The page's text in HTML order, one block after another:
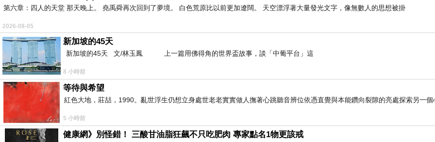
🌾關於順祥天然食品坊
順祥天然食品坊多年來專注於天然食品、養生穀物與健康飲食推廣，希望讓消費者以最簡單的方式攝取天
品牌堅持：
✅ 嚴選天然原料
✅ 重視食品安全檢驗
✅ 推廣天然養生飲食
✅ 不追求過度加工食品
✅ 堅持天然穀物原始風味
對於重視養生、素食者、銀髮族與健康管理族群而言，是值得信賴的天然食品品牌。
第六章：四人的天堂 那天晚上。 堯禹舜再次回到了夢境。 白色荒原比以前更加遼闊。 天空漂浮著大量發光文字，像無數人的思想被掛
2026-08-05
新加坡的45天
新加坡的45天 文/林玉鳳 上一篇用佛得角的世界盃故事，談「中葡平台」這
8 小時前
等待與希望
紅色大地，莊喆，1990。亂世浮生仍想立身處世老老實實做人撫著心跳聽音辨位依憑直覺與本能鑽向裂隙的亮處探索另一
5 小時前
健康網》別怪錯！ 三酸甘油脂狂飆不只吃肥肉 專家點名1物更該戒